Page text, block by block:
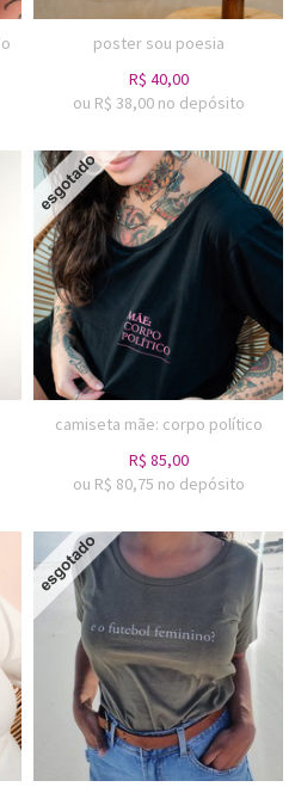
poster sou poesia
R$ 40,00
ou R$ 38,00 no depósito
camiseta mãe: corpo político
R$ 85,00
ou R$ 80,75 no depósito